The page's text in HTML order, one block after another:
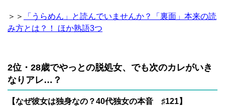
＞＞
「うらめん」と読んでいませんか？「裏面」本来の読
み方とは？！ ほか熟語3つ
2位・28歳でやっとの脱処女、でも次のカレがいき
なりアレ…？
【なぜ彼女は独身なの？40代独女の本音 ♯121】